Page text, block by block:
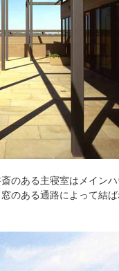
のある主寝室はメイン
のある通路によって結